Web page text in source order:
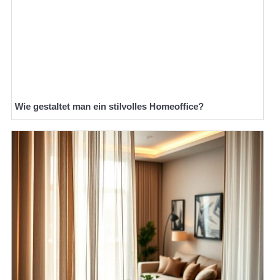
Wie gestaltet man ein stilvolles Homeoffice?